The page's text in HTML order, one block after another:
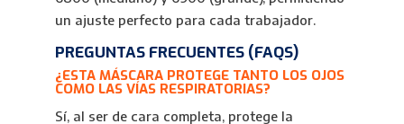
un ajuste perfecto para cada trabajador.
PREGUNTAS FRECUENTES (FAQS)
¿ESTA MÁSCARA PROTEGE TANTO LOS OJOS
COMO LAS VÍAS RESPIRATORIAS?
Sí, al ser de cara completa, protege la